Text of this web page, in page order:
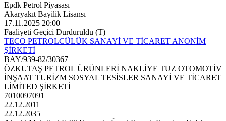
Epdk Petrol Piyasası
Akaryakıt Bayilik Lisansı
17.11.2025 20:00
Faaliyeti Geçici Durduruldu (T)
TECO PETROLCÜLÜK SANAYİ VE TİCARET ANONİM
ŞİRKETİ
BAY/939-82/30367
ÖZKUTAŞ PETROL ÜRÜNLERİ NAKLİYE TUZ OTOMOTİV
İNŞAAT TURİZM SOSYAL TESİSLER SANAYİ VE TİCARET
LİMİTED ŞİRKETİ
7010097091
22.12.2011
22.12.2035